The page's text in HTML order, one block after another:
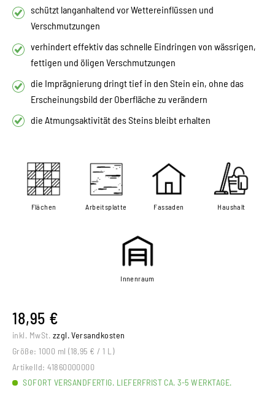
schützt langanhaltend vor Wettereinflüssen und
Verschmutzungen
verhindert effektiv das schnelle Eindringen von wässrigen,
fettigen und öligen Verschmutzungen
die Imprägnierung dringt tief in den Stein ein, ohne das
Erscheinungsbild der Oberfläche zu verändern
die Atmungsaktivität des Steins bleibt erhalten
Flächen Arbeitsplatte Fassaden Haushalt
Innenraum
18,95 €
inkl. MwSt. zzgl. Versandkosten
Größe: 1000 ml (18,95 € / 1 L)
ArtikelId: 41860000000
SOFORT VERSANDFERTIG. LIEFERFRIST CA. 3-5 WERKTAGE.